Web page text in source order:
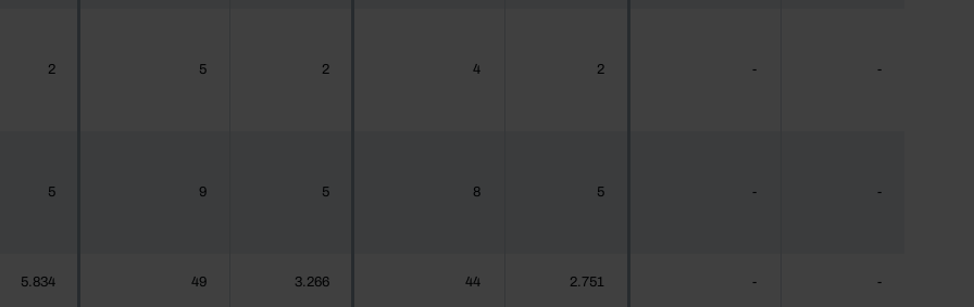
2 5 2 4 2 - -
5 9 5 8 5 - -
5.834 49 3.266 44 2.751 - -